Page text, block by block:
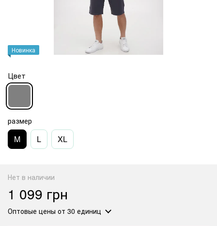
Новинка
Цвет
размер
M L XL
Нет в наличии
1 099 грн
Оптовые цены от 30 единиц